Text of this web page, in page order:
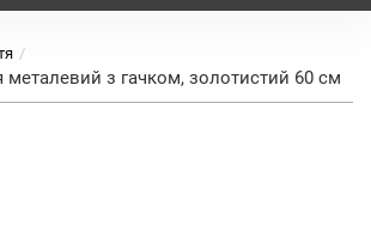
металевий з гачком, золотистий 60 см